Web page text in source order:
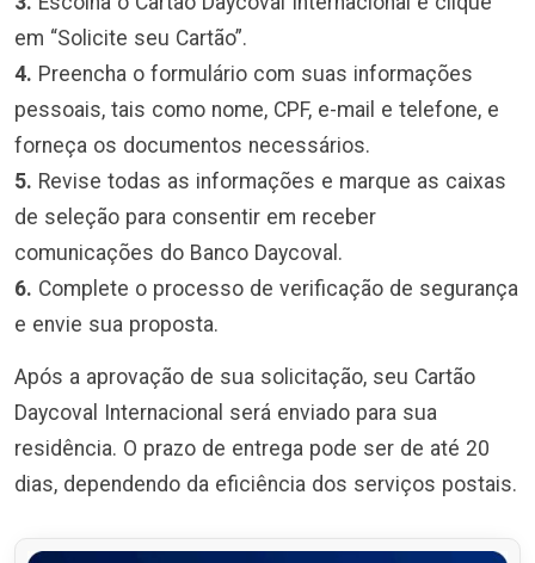
em “Solicite seu Cartão”.
4. Preencha o formulário com suas informações
pessoais, tais como nome, CPF, e-mail e telefone, e
forneça os documentos necessários.
5. Revise todas as informações e marque as caixas
de seleção para consentir em receber
comunicações do Banco Daycoval.
6. Complete o processo de verificação de segurança
e envie sua proposta.
Após a aprovação de sua solicitação, seu Cartão
Daycoval Internacional será enviado para sua
residência. O prazo de entrega pode ser de até 20
dias, dependendo da eficiência dos serviços postais.